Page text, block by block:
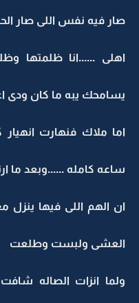
صار فيه نفس اللى صار
اهلى ......انا ظلمتها
يسامحك يبه ما كان ودى
اما ملاك فنهارت
ساعه كامله ......وبعد ما
ان الهم اللى فيها
العشى ولبست وطلعت
ولما انزات الصاله